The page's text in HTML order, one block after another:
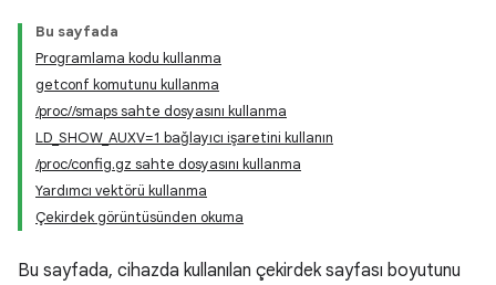
Bu sayfada
Programlama kodu kullanma
getconf komutunu kullanma
/proc//smaps sahte dosyasını kullanma
LD_SHOW_AUXV=1 bağlayıcı işaretini kullanın
/proc/config.gz sahte dosyasını kullanma
Yardımcı vektörü kullanma
Çekirdek görüntüsünden okuma
Bu sayfada, cihazda kullanılan çekirdek sayfası boyutunu